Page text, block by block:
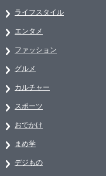
ライフスタイル
エンタメ
ファッション
グルメ
カルチャー
スポーツ
おでかけ
まめ学
デジもの